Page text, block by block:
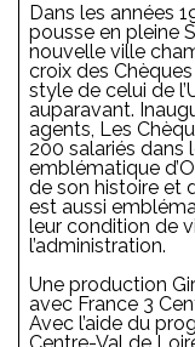
Dans les années
pousse en pleine
nouvelle ville
croix des
style de celui de
auparavant.
agents, Les
200 salariés dans
emblématique
de son histoire et
est aussi
leur condition de
l’administration.
Une production
avec France 3
Avec l’aide du